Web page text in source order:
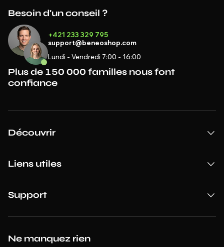
Ne manquez rien
Besoin d'un conseil ?
+421 233 329 795
support@beneoshop.com
Lundi - Vendredi 7:00 - 16:00
Plus de 150 000 familles nous font
confiance
Découvrir
Liens utiles
Support